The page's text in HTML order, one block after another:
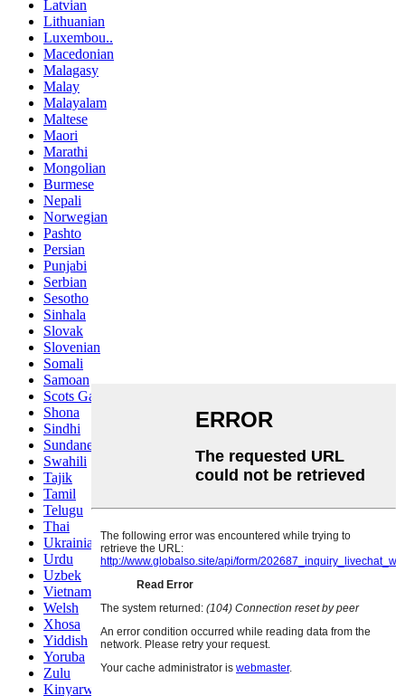
Latvian
Lithuanian
Luxembou..
Macedonian
Malagasy
Malay
Malayalam
Maltese
Maori
Marathi
Mongolian
Burmese
Nepali
Norwegian
Pashto
Persian
Punjabi
Serbian
Sesotho
Sinhala
Slovak
Slovenian
Somali
Samoan
Scots Gaelic
Shona
Sindhi
Sundanese
Swahili
Tajik
Tamil
Telugu
Thai
Ukrainian
Urdu
Uzbek
Vietnamese
Welsh
Xhosa
Yiddish
Yoruba
Zulu
Kinyarwanda